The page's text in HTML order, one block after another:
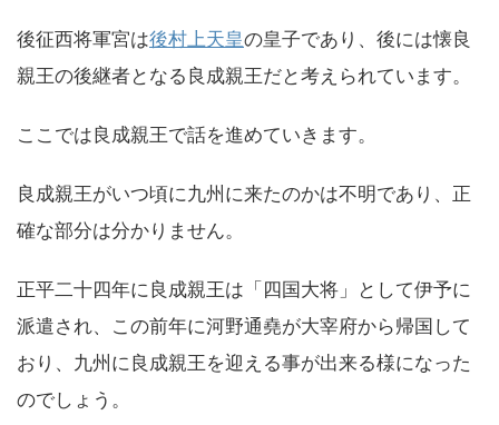
後征西将軍宮は後村上天皇の皇子であり、後には懐良
親王の後継者となる良成親王だと考えられています。
ここでは良成親王で話を進めていきます。
良成親王がいつ頃に九州に来たのかは不明であり、正
確な部分は分かりません。
正平二十四年に良成親王は「四国大将」として伊予に
派遣され、この前年に河野通堯が大宰府から帰国して
おり、九州に良成親王を迎える事が出来る様になった
のでしょう。